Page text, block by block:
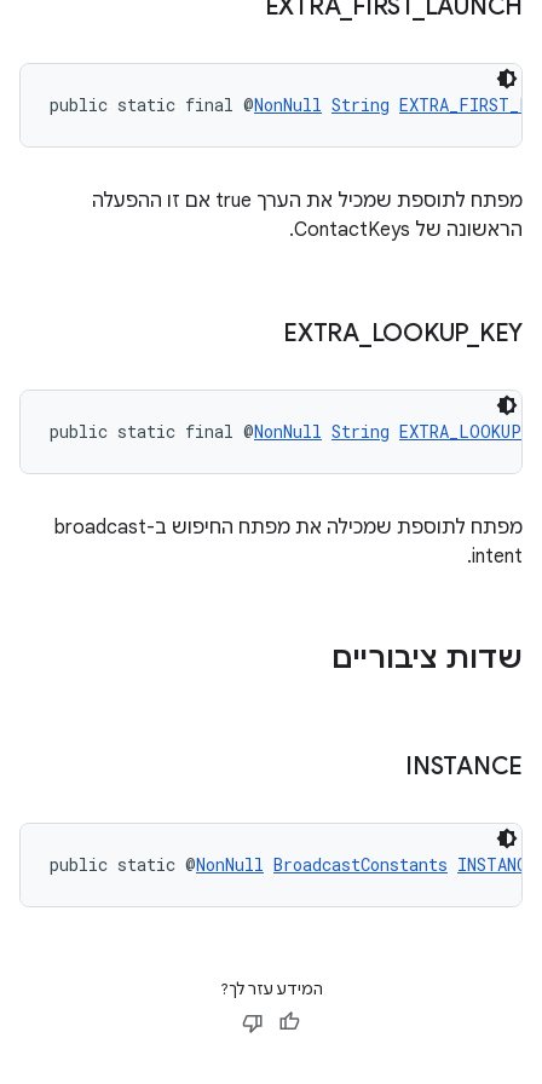
EXTRA_ FIRST LAUNCH
public static final @NonNull String
מפתח לתוספת שמכיל את הערך true אם זו ההפעלה
הראשונה של ContactKeys.
EXTRA_ LOOKUP_ KEY
public static final @NonNull String
מפתח לתוספת שמכילה את מפתח החיפוש ב-broadcast
intent.
שדות ציבוריים
INSTANCE
public static @NonNull BroadcastConstants INSTANCE
המידע עזר לך?